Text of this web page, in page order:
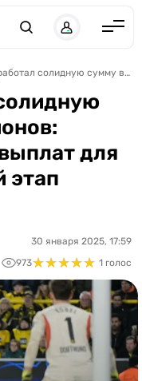
2028
Шахтер заработал солидную сумму в Лиге чемпионов: известны размеры выплат для команд за основной этап турнира
для
этап
30 января 2025, 17:59
973★★★★★
★★★★★ 1 голос